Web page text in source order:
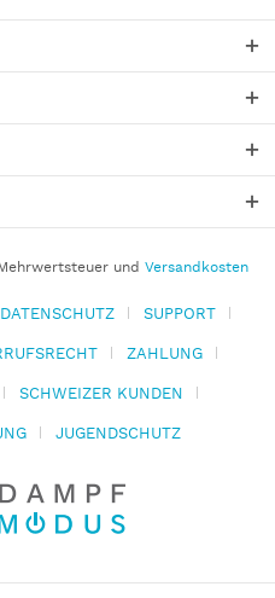
und Versandkosten
DATENSCHUTZ
SUPPORT
ZAHLUNG
SCHWEIZER KUNDEN
JUGENDSCHUTZ